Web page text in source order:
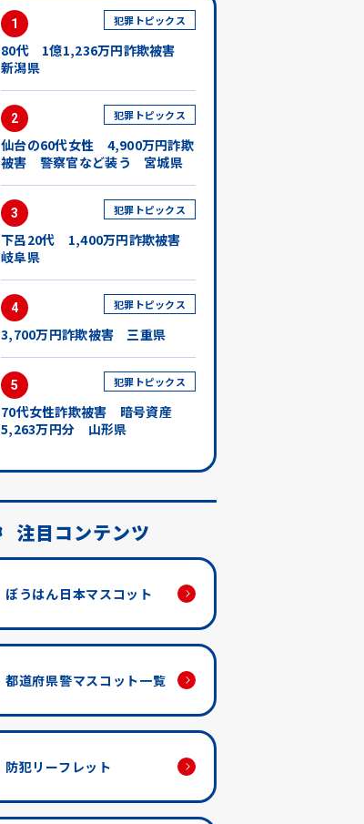
1 犯罪トピックス
80代 1億1,236万円詐欺被害
新潟県
2 犯罪トピックス
仙台の60代女性 4,900万円詐欺
被害 警察官など装う 宮城県
3 犯罪トピックス
下呂20代 1,400万円詐欺被害
岐阜県
4 犯罪トピックス
3,700万円詐欺被害 三重県
5 犯罪トピックス
70代女性詐欺被害 暗号資産
5,263万円分 山形県
注目コンテンツ
ぼうはん日本マスコット
都道府県警マスコット一覧
防犯リーフレット